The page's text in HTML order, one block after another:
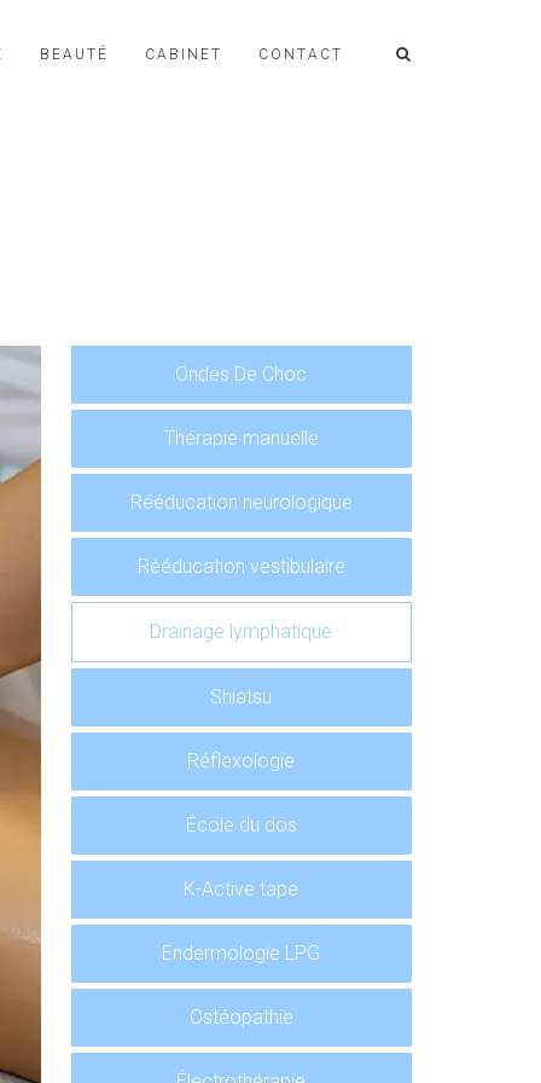
BEAUTÉ CABINET CONTACT
Ondes De Choc
Thérapie manuelle
Rééducation neurologique
Rééducation vestibulaire
Drainage lymphatique
Shiatsu
Réflexologie
École du dos
K-Active tape
Endermologie LPG
Ostéopathie